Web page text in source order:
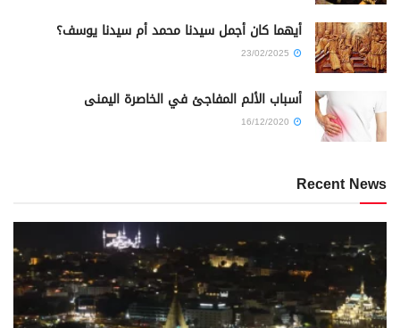
أيهما كان أجمل سيدنا محمد أم سيدنا يوسف؟
أسباب الألم المفاجئ في الخاصرة اليمنى
Recent News